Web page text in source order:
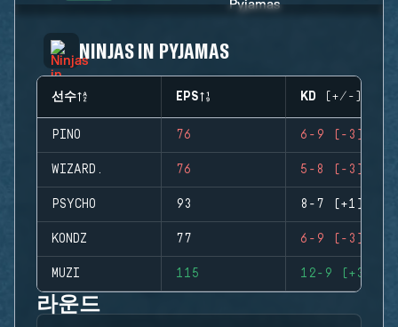
NINJAS IN PYJAMAS
선수 EPS KD (+/-)
PINO 76 6-9 (-3)
WIZARD. 76 5-8 (-3)
PSYCHO 93 8-7 (+1)
KONDZ 77 6-9 (-3)
MUZI 115 12-9 (+3)
라운드